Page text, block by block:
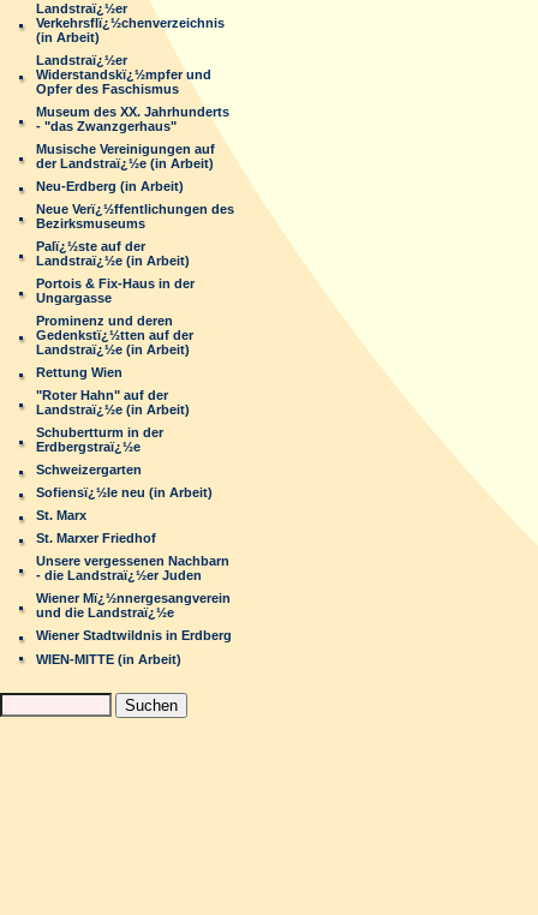
Landstraï¿½er
Verkehrsflï¿½chenverzeichnis
(in Arbeit)
Landstraï¿½er
Widerstandskï¿½mpfer und
Opfer des Faschismus
Museum des XX. Jahrhunderts
- "das Zwanzgerhaus"
Musische Vereinigungen auf
der Landstraï¿½e (in Arbeit)
Neu-Erdberg (in Arbeit)
Neue Verï¿½ffentlichungen des
Bezirksmuseums
Palï¿½ste auf der
Landstraï¿½e (in Arbeit)
Portois & Fix-Haus in der
Ungargasse
Prominenz und deren
Gedenkstï¿½tten auf der
Landstraï¿½e (in Arbeit)
Rettung Wien
"Roter Hahn" auf der
Landstraï¿½e (in Arbeit)
Schubertturm in der
Erdbergstraï¿½e
Schweizergarten
Sofiensï¿½le neu (in Arbeit)
St. Marx
St. Marxer Friedhof
Unsere vergessenen Nachbarn
- die Landstraï¿½er Juden
Wiener Mï¿½nnergesangverein
und die Landstraï¿½e
Wiener Stadtwildnis in Erdberg
WIEN-MITTE (in Arbeit)